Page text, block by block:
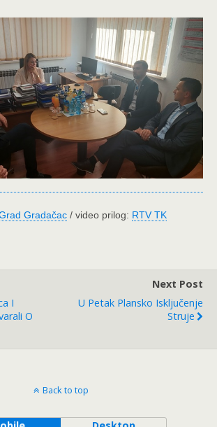
Gradačac / video prilog: RTV TK
I
O
Next Post
U Petak Plansko Isključenje
Struje
Back to top